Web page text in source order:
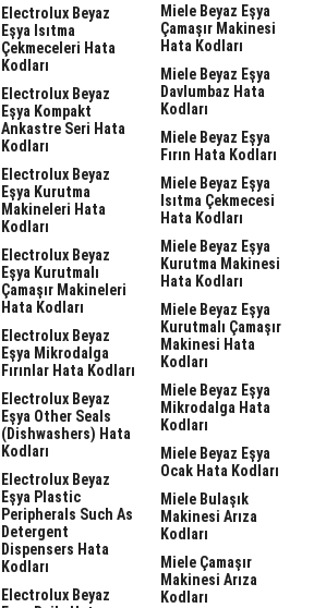
Electrolux Beyaz
Eşya Isıtma
Çekmeceleri Hata
Kodları
Electrolux Beyaz
Eşya Kompakt
Ankastre Seri Hata
Kodları
Electrolux Beyaz
Eşya Kurutma
Makineleri Hata
Kodları
Electrolux Beyaz
Eşya Kurutmalı
Çamaşır Makineleri
Hata Kodları
Electrolux Beyaz
Eşya Mikrodalga
Fırınlar Hata Kodları
Electrolux Beyaz
Eşya Other Seals
(dishwashers) Hata
Kodları
Electrolux Beyaz
Eşya Plastic
Peripherals Such As
Detergent
Dispensers Hata
Kodları
Electrolux Beyaz
Miele Beyaz Eşya
Çamaşır Makinesi
Hata Kodları
Miele Beyaz Eşya
Davlumbaz Hata
Kodları
Miele Beyaz Eşya
Fırın Hata Kodları
Miele Beyaz Eşya
Isıtma Çekmecesi
Hata Kodları
Miele Beyaz Eşya
Kurutma Makinesi
Hata Kodları
Miele Beyaz Eşya
Kurutmalı Çamaşır
Makinesi Hata
Kodları
Miele Beyaz Eşya
Mikrodalga Hata
Kodları
Miele Beyaz Eşya
Ocak Hata Kodları
Miele Bulaşık
Makinesi Arıza
Kodları
Miele Çamaşır
Makinesi Arıza
Kodları